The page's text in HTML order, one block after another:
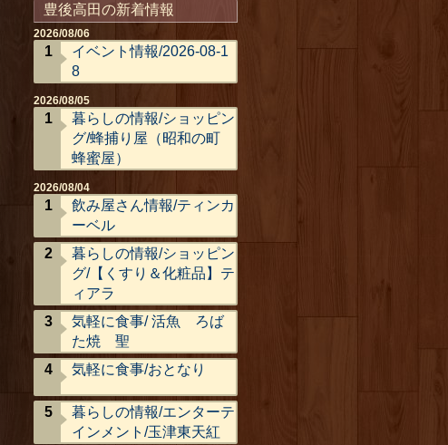
豊後高田の新着情報
2026/08/06
イベント情報/2026-08-1
8
2026/08/05
暮らしの情報/ショッピン
グ/蜂捕り屋（昭和の町
蜂蜜屋）
2026/08/04
飲み屋さん情報/ティンカ
ーベル
暮らしの情報/ショッピン
グ/【くすり＆化粧品】テ
ィアラ
気軽に食事/ 活魚 ろば
た焼 聖
気軽に食事/おとなり
暮らしの情報/エンターテ
インメント/玉津東天紅